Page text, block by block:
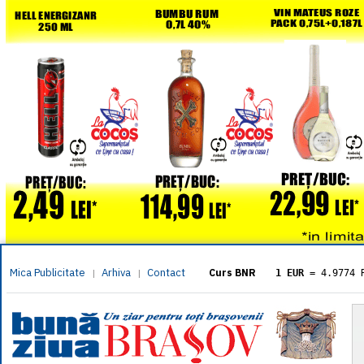
Mica Publicitate | Arhiva | Contact Curs BNR 1 EUR = 4.9774
= 5.8304
1 XAU= 464.4611
1 AED= 1.1933
1 AUD= 2.7957
1 BGN= 2.5449